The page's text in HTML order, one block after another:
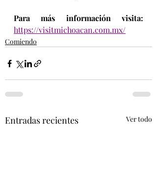
Para más información visita:
https://visitmichoacan.com.mx/
Comiendo
Entradas recientes Ver todo